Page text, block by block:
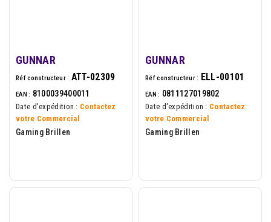
GUNNAR
Réf constructeur : ATT-02309
EAN : 8100039400011
Date d'expédition : Contactez
votre Commercial
Gaming Brillen
GUNNAR
Réf constructeur : ELL-00101
EAN : 0811127019802
Date d'expédition : Contactez
votre Commercial
Gaming Brillen